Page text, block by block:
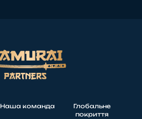
Наша команда
Глобальне
покриття